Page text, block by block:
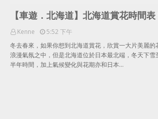
【車遊．北海道】北海道賞花時間
Kenne
5:52 下午
冬去春來，如果你想到北海道賞花，欣賞一大片美麗的
浪漫氣氛之中，但是北海道位於日本最北端，冬天下
半年時間，加上氣候變化與花期亦和日本…